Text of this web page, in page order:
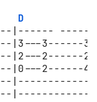
D
|------
|3---3------
|2---2------
|0---2------